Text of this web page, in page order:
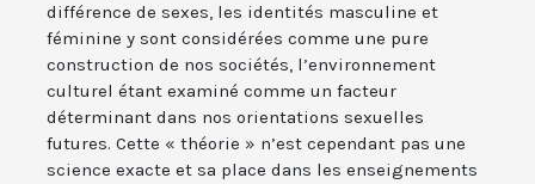
différence de sexes, les identités masculine et
féminine y sont considérées comme une pure
construction de nos sociétés, l’environnement
culturel étant examiné comme un facteur
déterminant dans nos orientations sexuelles
futures. Cette « théorie » n’est cependant pas une
science exacte et sa place dans les enseignements